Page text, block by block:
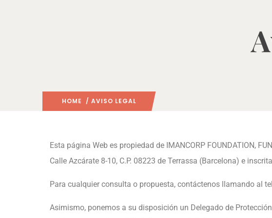
HOME / AVISO LEGAL
Esta página Web es propiedad de IMANCORP FOUNDATION,
Calle Azcárate 8-10, C.P. 08223 de Terrassa (Barcelona) e
Para cualquier consulta o propuesta, contáctenos llamando al
Asimismo, ponemos a su disposición un Delegado de